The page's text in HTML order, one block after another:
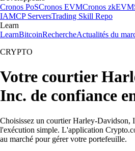
Cronos PoSCronos EVMCronos zkEVM
IAMCP ServersTrading Skill Repo
Learn
LearnBitcoinRechercheActualités du
CRYPTO
Votre courtier
Inc. de confiance
Choisissez un courtier Harley-Davidson,
l'exécution simple. L'application
au marché pour gérer votre portefeuille.